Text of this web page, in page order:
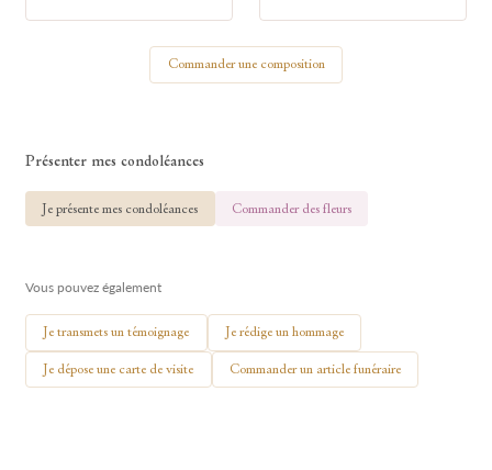
Commander une composition
Présenter mes condoléances
Je présente mes condoléances Commander des fleurs
Vous pouvez également
Je transmets un témoignage Je rédige un hommage
Je dépose une carte de visite Commander un article funéraire